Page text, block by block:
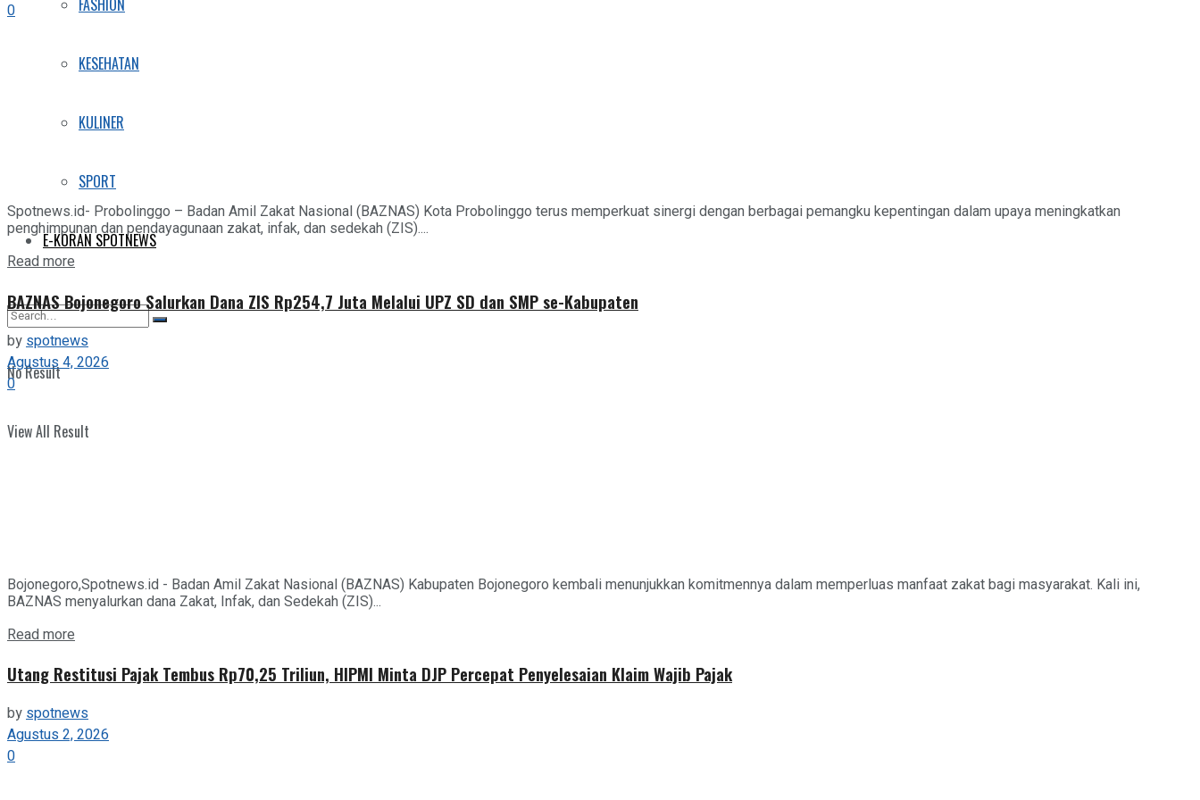
FASHION
KESEHATAN
KULINER
SPORT
E-KORAN SPOTNEWS
No Result
View All Result
0
Spotnews.id- Probolinggo – Badan Amil Zakat Nasional (BAZNAS) Kota Probolinggo terus memperkuat sinergi dengan berbagai pemangku kepentingan dalam upaya meningkatkan
penghimpunan dan pendayagunaan zakat, infak, dan sedekah (ZIS)....
Read more
BAZNAS Bojonegoro Salurkan Dana ZIS Rp254,7 Juta Melalui UPZ SD dan SMP se-Kabupaten
by spotnews
Agustus 4, 2026
0
Bojonegoro,Spotnews.id - Badan Amil Zakat Nasional (BAZNAS) Kabupaten Bojonegoro kembali menunjukkan komitmennya dalam memperluas manfaat zakat bagi masyarakat. Kali ini,
BAZNAS menyalurkan dana Zakat, Infak, dan Sedekah (ZIS)...
Read more
Utang Restitusi Pajak Tembus Rp70,25 Triliun, HIPMI Minta DJP Percepat Penyelesaian Klaim Wajib Pajak
byspotnews
Agustus 2, 2026
0